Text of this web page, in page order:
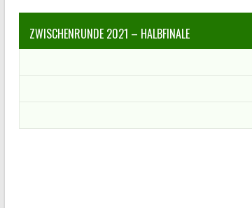
ZWISCHENRUNDE 2021 – HALBFINALE